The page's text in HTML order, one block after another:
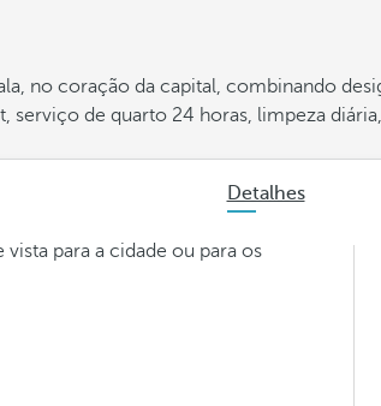
no coração da capital, combinando
serviço de quarto 24 horas, limpeza
Detalhes
para a cidade ou para os